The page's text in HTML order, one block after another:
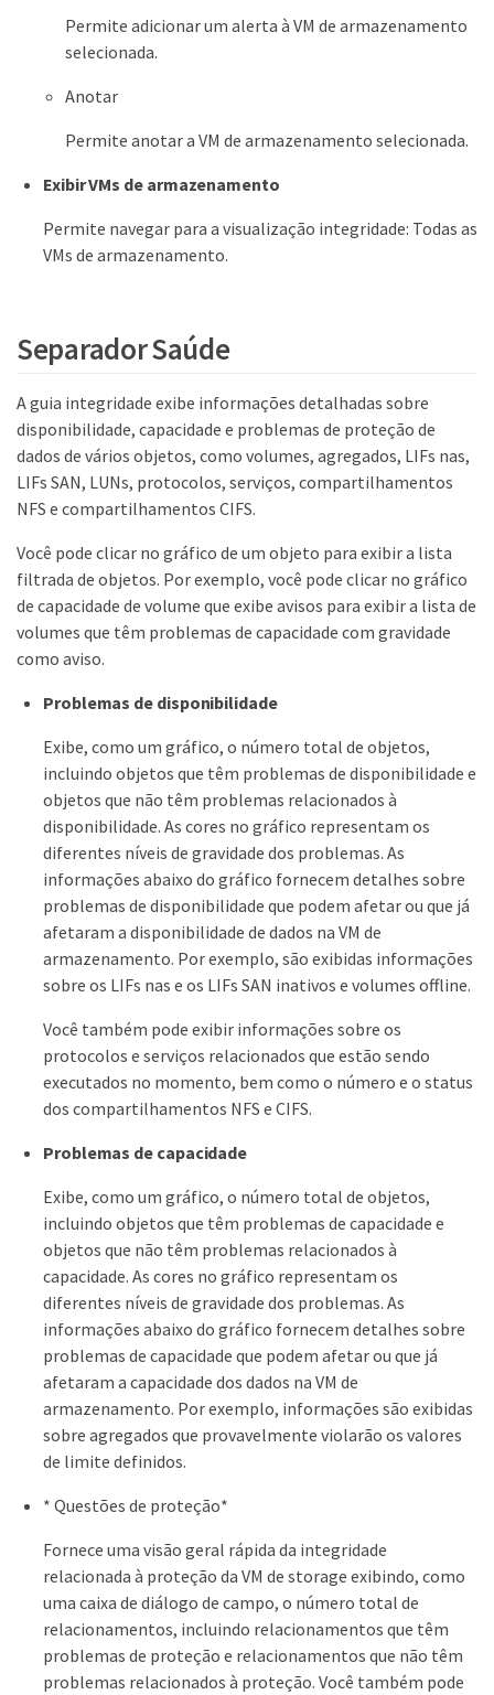
Permite adicionar um alerta à VM de armazenamento
selecionada.
Anotar
Permite anotar a VM de armazenamento selecionada.
Exibir VMs de armazenamento
Permite navegar para a visualização integridade: Todas as
VMs de armazenamento.
Separador Saúde
A guia integridade exibe informações detalhadas sobre
disponibilidade, capacidade e problemas de proteção de
dados de vários objetos, como volumes, agregados, LIFs nas,
LIFs SAN, LUNs, protocolos, serviços, compartilhamentos
NFS e compartilhamentos CIFS.
Você pode clicar no gráfico de um objeto para exibir a lista
filtrada de objetos. Por exemplo, você pode clicar no gráfico
de capacidade de volume que exibe avisos para exibir a lista de
volumes que têm problemas de capacidade com gravidade
como aviso.
Problemas de disponibilidade
Exibe, como um gráfico, o número total de objetos,
incluindo objetos que têm problemas de disponibilidade e
objetos que não têm problemas relacionados à
disponibilidade. As cores no gráfico representam os
diferentes níveis de gravidade dos problemas. As
informações abaixo do gráfico fornecem detalhes sobre
problemas de disponibilidade que podem afetar ou que já
afetaram a disponibilidade de dados na VM de
armazenamento. Por exemplo, são exibidas informações
sobre os LIFs nas e os LIFs SAN inativos e volumes offline.
Você também pode exibir informações sobre os
protocolos e serviços relacionados que estão sendo
executados no momento, bem como o número e o status
dos compartilhamentos NFS e CIFS.
Problemas de capacidade
Exibe, como um gráfico, o número total de objetos,
incluindo objetos que têm problemas de capacidade e
objetos que não têm problemas relacionados à
capacidade. As cores no gráfico representam os
diferentes níveis de gravidade dos problemas. As
informações abaixo do gráfico fornecem detalhes sobre
problemas de capacidade que podem afetar ou que já
afetaram a capacidade dos dados na VM de
armazenamento. Por exemplo, informações são exibidas
sobre agregados que provavelmente violarão os valores
de limite definidos.
* Questões de proteção*
Fornece uma visão geral rápida da integridade
relacionada à proteção da VM de storage exibindo, como
uma caixa de diálogo de campo, o número total de
relacionamentos, incluindo relacionamentos que têm
problemas de proteção e relacionamentos que não têm
problemas relacionados à proteção. Você também pode